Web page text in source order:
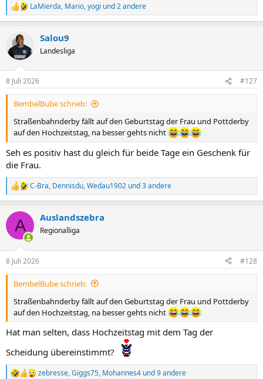
R
e
k
t
i
n
e
n
LaMierda, Mario,yogi und 2 andere
Salou9
Landesliga
8 Juli 2026 #127
BembelBube schrieb:
Straßenbahnderby fällt auf den Geburtstag der Frau und Pottderby
auf den Hochzeitstag, na besser gehts nicht
Seh es positiv hast du gleich für beide Tage ein Geschenk für
die Frau.
R
e
k
i
e
n
C-Bra, Dennisdu,Wedau1902 und 3 andere
A Auslandszebra
Regionalliga
8 Juli 2026 #128
BembelBube schrieb:
Straßenbahnderby fällt auf den Geburtstag der Frau und Pottderby
auf den Hochzeitstag, na besser gehts nicht
Hat man selten, dass Hochzeitstag mit dem Tag der
Scheidung übereinstimmt?
R
zebresse,Giggs75, Mohannes4 und 9 andere